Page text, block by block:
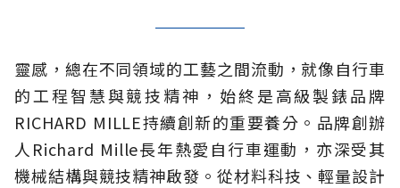
靈感，總在不同領域的工藝之間流動，就像自行車
的工程智慧與競技精神，始終是高級製錶品牌
RICHARD MILLE持續創新的重要養分。品牌創辦
人Richard Mille長年熱愛自行車運動，亦深受其
機械結構與競技精神啟發。從材料科技、輕量設計